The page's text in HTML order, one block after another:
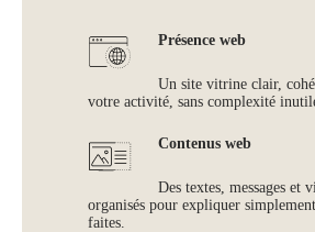
Présence web
Un site vitrine clair,
votre activité, sans complexité
Contenus web
Des textes, messages et
organisés pour expliquer
faites.